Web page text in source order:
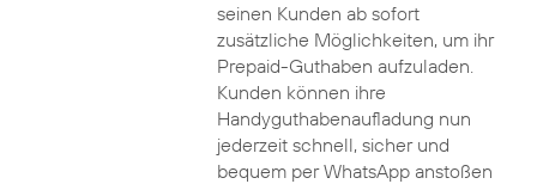
seinen Kunden ab sofort
zusätzliche Möglichkeiten, um ihr
Prepaid-Guthaben aufzuladen.
Kunden können ihre
Handyguthabenaufladung nun
jederzeit schnell, sicher und
bequem per WhatsApp anstoßen